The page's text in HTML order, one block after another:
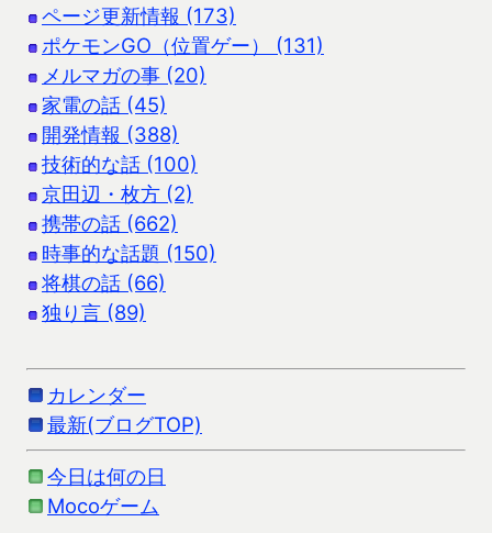
ページ更新情報 (173)
ポケモンGO（位置ゲー） (131)
メルマガの事 (20)
家電の話 (45)
開発情報 (388)
技術的な話 (100)
京田辺・枚方 (2)
携帯の話 (662)
時事的な話題 (150)
将棋の話 (66)
独り言 (89)
カレンダー
最新(ブログTOP)
今日は何の日
Mocoゲーム